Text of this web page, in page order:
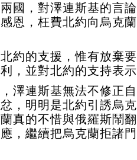
國，對澤連斯基的言
恩，枉費北約向烏克
約的支援，惟有放棄
，並對北約的支持表示
澤連斯基無法不修正
，明明是北約引誘烏
真的不惜與俄羅斯鬧
，繼續把烏克蘭拒諸